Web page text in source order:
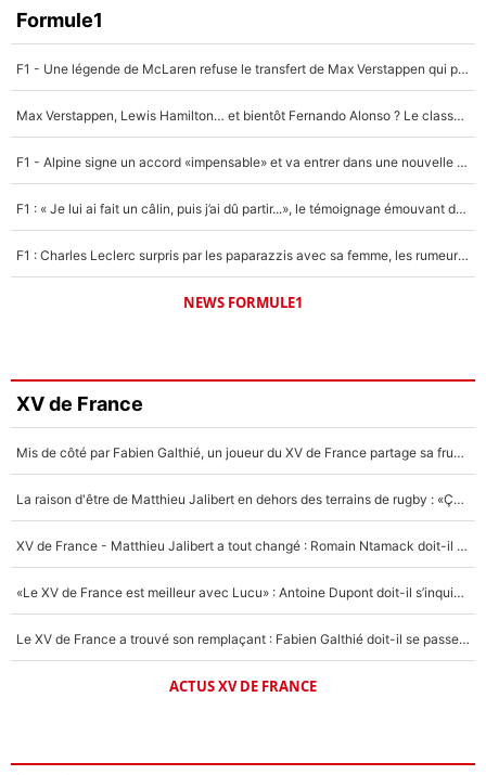
Formule1
F1 - Une légende de McLaren refuse le transfert de Max Verstappen qui pourrait «faire des vagues» et plomber l'ambiance dans l'équipe
Max Verstappen, Lewis Hamilton… et bientôt Fernando Alonso ? Le classement des pilotes les mieux payés en Formule 1 risque de changer !
F1 - Alpine signe un accord «impensable» et va entrer dans une nouvelle dimension : Grande nouvelle pour Pierre Gasly !
F1 : « Je lui ai fait un câlin, puis j’ai dû partir...», le témoignage émouvant de Max Verstappen sur sa fille
F1 : Charles Leclerc surpris par les paparazzis avec sa femme, les rumeurs étaient vraies !
NEWS FORMULE1
XV de France
Mis de côté par Fabien Galthié, un joueur du XV de France partage sa frustration : «ils ne me l’ont pas dit tout de suite»
La raison d'être de Matthieu Jalibert en dehors des terrains de rugby : «Ça m'atteint autant que si tu touches à un membre de ma famille»
XV de France - Matthieu Jalibert a tout changé : Romain Ntamack doit-il s’inquiéter pour sa place à un an de la Coupe du monde ?
«Le XV de France est meilleur avec Lucu» : Antoine Dupont doit-il s’inquiéter pour sa place ?
Le XV de France a trouvé son remplaçant : Fabien Galthié doit-il se passer d'Antoine Dupont ?
ACTUS XV DE FRANCE